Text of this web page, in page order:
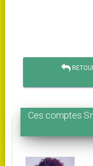
Ces comptes